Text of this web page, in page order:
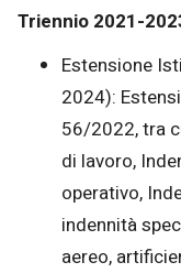
Triennio 2021-
Estensione
2024):
56/2022, tra
di lavoro,
operativo,
indennità
aereo,